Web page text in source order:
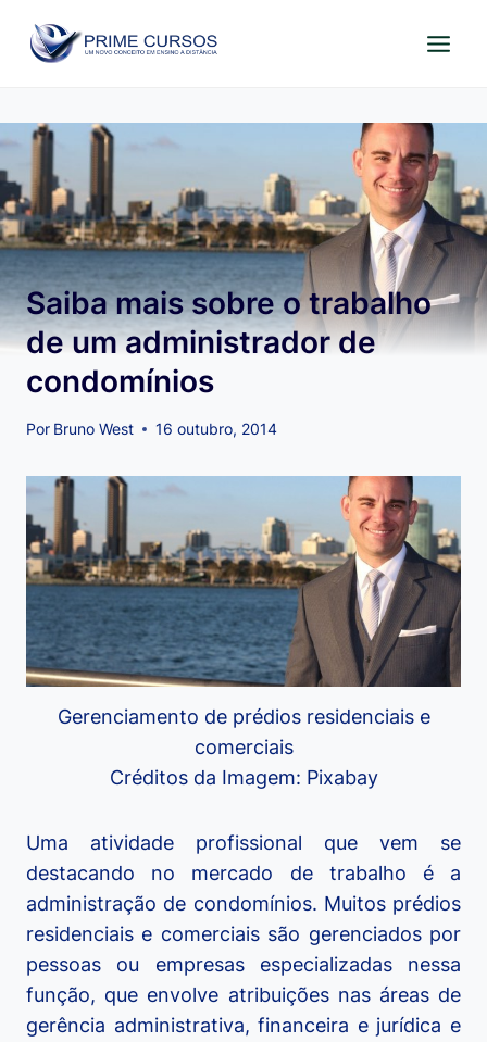
para
Saiba mais sobre o trabalho
de um administrador de
condomínios
Por Bruno West 16 outubro, 2014
Gerenciamento de prédios residenciais e
comerciais
Créditos da Imagem: Pixabay
Uma atividade profissional que vem se
destacando no mercado de trabalho é a
administração de condomínios. Muitos prédios
residenciais e comerciais são gerenciados por
pessoas ou empresas especializadas nessa
função, que envolve atribuições nas áreas de
gerência administrativa, financeira e jurídica e